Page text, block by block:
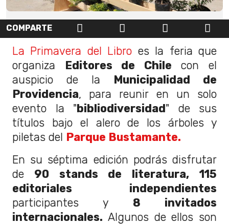
COMPARTE
La Primavera del Libro es la feria que
organiza Editores de Chile con el
auspicio de la Municipalidad de
Providencia, para reunir en un solo
evento la "bibliodiversidad" de sus
títulos bajo el alero de los árboles y
piletas del Parque Bustamante.
En su séptima edición podrás disfrutar
de 90 stands de literatura, 115
editoriales
independientes
participantes y 8 invitados
internacionales. Algunos de ellos son